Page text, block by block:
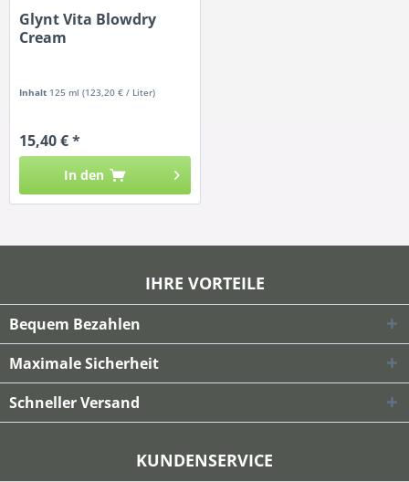
Glynt Vita Blowdry
Cream
Inhalt 125 ml(123,20 € / Liter)
15,40 € *
In den
IHRE VORTEILE
Bequem Bezahlen
Maximale Sicherheit
Schneller Versand
KUNDENSERVICE